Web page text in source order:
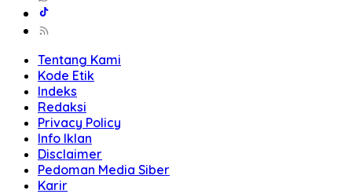
Tentang Kami
Kode Etik
Indeks
Redaksi
Privacy Policy
Info Iklan
Disclaimer
Pedoman Media Siber
Karir